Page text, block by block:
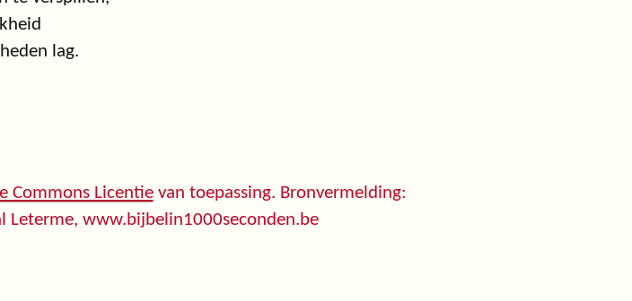
lag.
Commons Licentievan toepassing. Bronvermelding:
Leterme, www.bijbelin1000seconden.be